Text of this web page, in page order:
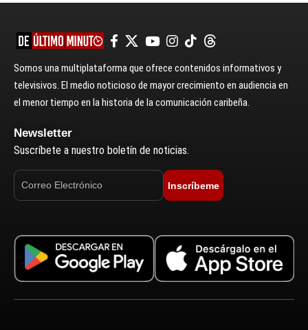
Somos una multiplataforma que ofrece contenidos informativos y
televisivos. El medio noticioso de mayor crecimiento en audiencia en
el menor tiempo en la historia de la comunicación caribeña.
Newsletter
Suscríbete a nuestro boletín de noticias.
Inscríbeme